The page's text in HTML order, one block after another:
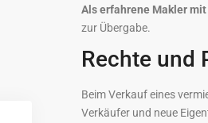
Als erfahrene Makler
zur Übergabe.
Rechte und
Beim Verkauf eines
Verkäufer und neue